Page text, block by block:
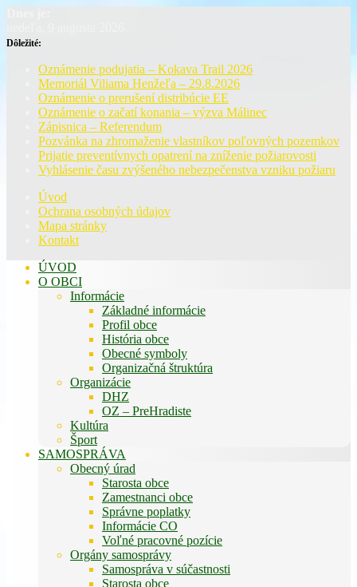
Dôležité:
Oznámenie podujatia – Kokava Trail 2026
Memoriál Viliama Henžeľa – 29.8.2026
Oznámenie o prerušení distribúcie EE
Oznámenie o začatí konania – výzva Málinec
Zápisnica – Referendum
Pozvánka na zhromaženie vlastníkov poľovných pozemkov
Prijatie preventívnych opatrení na zníženie požiarovosti
Vyhlásenie času zvýšeného nebezpečenstva vzniku požiaru
Úvod
Ochrana osobných údajov
Mapa stránky
Kontakt
ÚVOD
O OBCI
Informácie
Základné informácie
Profil obce
História obce
Obecné symboly
Organizačná štruktúra
Organizácie
DHZ
OZ – PreHradiste
Kultúra
Šport
SAMOSPRÁVA
Obecný úrad
Starosta obce
Zamestnanci obce
Správne poplatky
Informácie CO
Voľné pracovné pozície
Orgány samosprávy
Samospráva v súčastnosti
Starosta obce